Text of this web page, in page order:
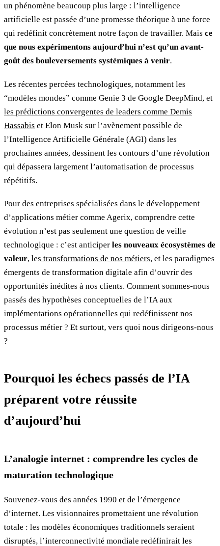
un phénomène beaucoup plus large : l’intelligence
artificielle est passée d’une promesse théorique à une force
qui redéfinit concrètement notre façon de travailler. Mais ce
que nous expérimentons aujourd’hui n’est qu’un avant-
goût des bouleversements systémiques à venir.
Les récentes percées technologiques, notamment les
“modèles mondes” comme Genie 3 de Google DeepMind, et
les prédictions convergentes de leaders comme Demis
Hassabis et Elon Musk sur l’avènement possible de
l’Intelligence Artificielle Générale (AGI) dans les
prochaines années, dessinent les contours d’une révolution
qui dépassera largement l’automatisation de processus
répétitifs.
Pour des entreprises spécialisées dans le développement
d’applications métier comme Agerix, comprendre cette
évolution n’est pas seulement une question de veille
technologique : c’est anticiper les nouveaux écosystèmes de
valeur, les transformations de nos métiers, et les paradigmes
émergents de transformation digitale afin d’ouvrir des
opportunités inédites à nos clients. Comment sommes-nous
passés des hypothèses conceptuelles de l’IA aux
implémentations opérationnelles qui redéfinissent nos
processus métier ? Et surtout, vers quoi nous dirigeons-nous
?
Pourquoi les échecs passés de l’IA
préparent votre réussite
d’aujourd’hui
L’analogie internet : comprendre les cycles de
maturation technologique
Souvenez-vous des années 1990 et de l’émergence
d’internet. Les visionnaires promettaient une révolution
totale : les modèles économiques traditionnels seraient
disruptés, l’interconnectivité mondiale redéfinirait les